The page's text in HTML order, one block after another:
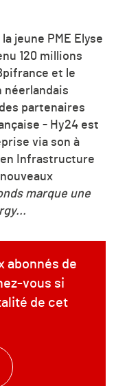
jeune PME Elyse
120 millions
et le
néerlandais
partenaires
- Hy24 est
via son à
Infrastructure
marque une
abonnés de
vous si
de cet